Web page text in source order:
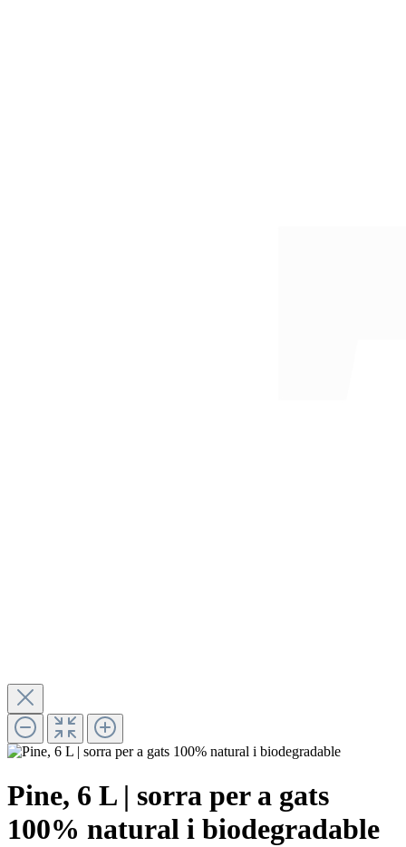
Pine, 6 L | sorra per a gats
100% natural i biodegradable